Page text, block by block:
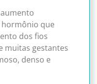
que
dos fios
muitas gestantes
denso e